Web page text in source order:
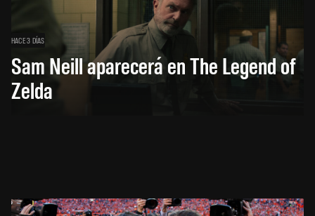
HACE 3 DÍAS
Sam Neill aparecerá en The Legend of
Zelda